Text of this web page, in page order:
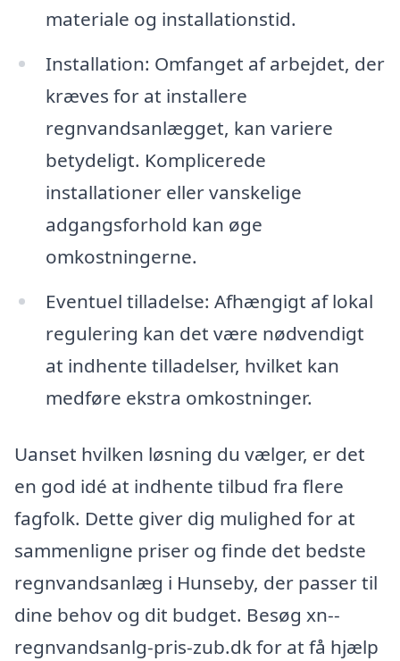
materiale og installationstid.
Installation: Omfanget af arbejdet, der
kræves for at installere
regnvandsanlægget, kan variere
betydeligt. Komplicerede
installationer eller vanskelige
adgangsforhold kan øge
omkostningerne.
Eventuel tilladelse: Afhængigt af lokal
regulering kan det være nødvendigt
at indhente tilladelser, hvilket kan
medføre ekstra omkostninger.
Uanset hvilken løsning du vælger, er det
en god idé at indhente tilbud fra flere
fagfolk. Dette giver dig mulighed for at
sammenligne priser og finde det bedste
regnvandsanlæg i Hunseby, der passer til
dine behov og dit budget. Besøg xn--
regnvandsanlg-pris-zub.dk for at få hjælp